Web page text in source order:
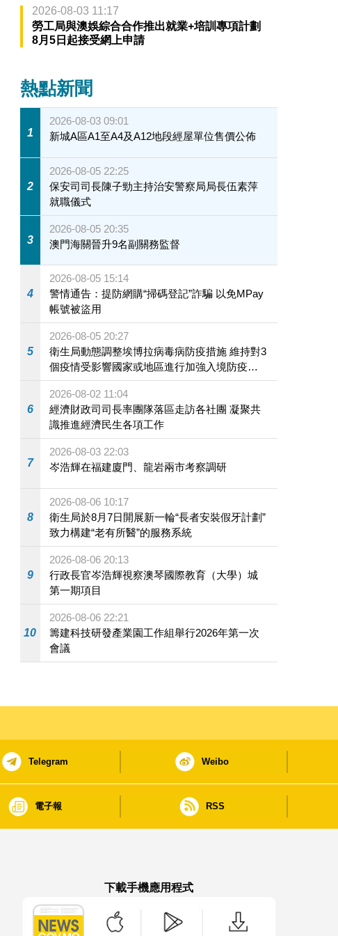
2026-08-03 11:17
勞工局與澳娛綜合合作推出就業+培訓專項計劃
8月5日起接受網上申請
熱點新聞
1
2026-08-03 09:01
新城A區A1至A4及A12地段經屋單位售價公佈
2
2026-08-05 22:25
保安司司長陳子勁主持治安警察局局長伍素萍
就職儀式
3
2026-08-05 20:35
澳門海關晉升9名副關務監督
4
2026-08-05 15:14
警情通告：提防網購“掃碼登記”詐騙 以免MPay
帳號被盜用
5
2026-08-05 20:27
衛生局動態調整埃博拉病毒病防疫措施 維持對3
個疫情受影響國家或地區進行加強入境防疫措
施
6
2026-08-02 11:04
經濟財政司司長率團隊落區走訪各社團 凝聚共
識推進經濟民生各項工作
7
2026-08-03 22:03
岑浩輝在福建廈門、龍岩兩市考察調研
8
2026-08-06 10:17
衛生局於8月7日開展新一輪“長者安裝假牙計劃”
致力構建“老有所醫”的服務系統
9
2026-08-06 20:13
行政長官岑浩輝視察澳琴國際教育（大學）城
第一期項目
10
2026-08-06 22:21
籌建科技研發產業園工作組舉行2026年第一次
會議
Telegram Weibo
電子報 RSS
下載手機應用程式